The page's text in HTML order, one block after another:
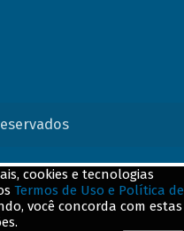
cookies e tecnologias
Termos de Uso e Política de
você concorda com estas